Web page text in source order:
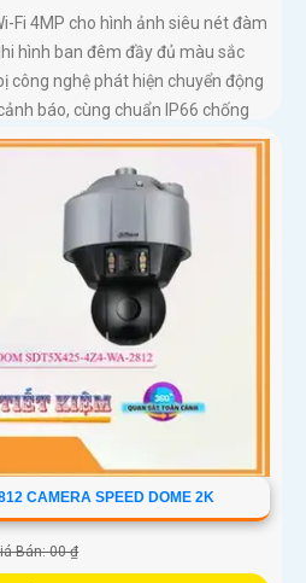
Fi 4MP cho hình ảnh siêu nét đàm
hình ban đêm đầy đủ màu sắc
công nghệ phát hiện chuyển động
báo, cùng chuẩn IP66 chống
C320WS đảm bảo an ninh vững
tiết độ bền cao và mức giá cực kỳ
CAMERA SPEED DOME 2K
Bán: 00 ₫